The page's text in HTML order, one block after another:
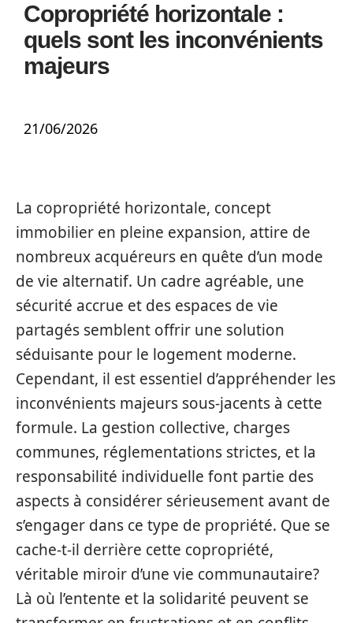
Copropriété horizontale :
quels sont les inconvénients
majeurs
21/06/2026
La copropriété horizontale, concept
immobilier en pleine expansion, attire de
nombreux acquéreurs en quête d’un mode
de vie alternatif. Un cadre agréable, une
sécurité accrue et des espaces de vie
partagés semblent offrir une solution
séduisante pour le logement moderne.
Cependant, il est essentiel d’appréhender les
inconvénients majeurs sous-jacents à cette
formule. La gestion collective, charges
communes, réglementations strictes, et la
responsabilité individuelle font partie des
aspects à considérer sérieusement avant de
s’engager dans ce type de propriété. Que se
cache-t-il derrière cette copropriété,
véritable miroir d’une vie communautaire?
Là où l’entente et la solidarité peuvent se